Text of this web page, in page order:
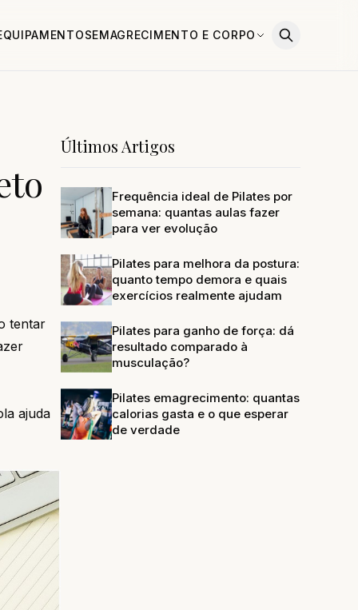
EMAGRECIMENTO E CORPO
tentar
ajuda
Últimos Artigos
Frequência ideal de Pilates por
semana: quantas aulas fazer
para ver evolução
Pilates para melhora da postura:
quanto tempo demora e quais
exercícios realmente ajudam
Pilates para ganho de força: dá
resultado comparado à
musculação?
Pilates emagrecimento: quantas
calorias gasta e o que esperar
de verdade